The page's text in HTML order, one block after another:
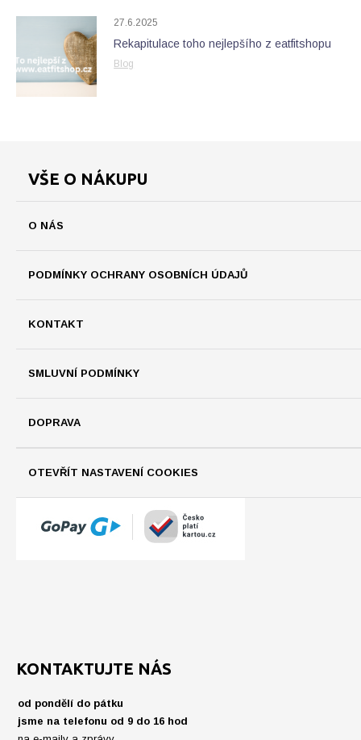
27.6.2025
Rekapitulace toho nejlepšího z eatfitshopu
Blog
VŠE O NÁKUPU
O NÁS
PODMÍNKY OCHRANY OSOBNÍCH ÚDAJŮ
KONTAKT
SMLUVNÍ PODMÍNKY
DOPRAVA
OTEVŘÍT NASTAVENÍ COOKIES
KONTAKTUJTE NÁS
od pondělí do pátku
jsme na telefonu od 9 do 16 hod